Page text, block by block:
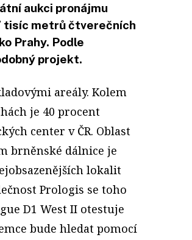
aukci pronájmu
tisíc metrů čtverečních
Prahy. Podle
projekt.
areály. Kolem
je 40 procent
center v ČR. Oblast
brněnské dálnice je
lokalit
Prologis se toho
D1 West II otestuje
bude hledat pomocí